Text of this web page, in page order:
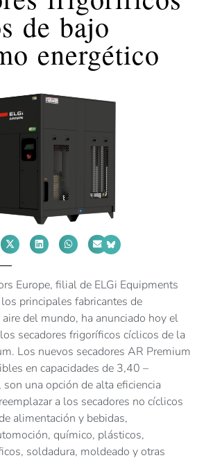
de bajo
energético
Europe, filial de ELGi Equipments
principales fabricantes de
del mundo, ha anunciado hoy el
secadores frigoríficos cíclicos de la
Los nuevos secadores AR Premium
en capacidades de 3,40 –
son una opción de alta eficiencia
a los secadores no cíclicos
alimentación y bebidas,
químico, plásticos,
soldadura, moldeado y otras